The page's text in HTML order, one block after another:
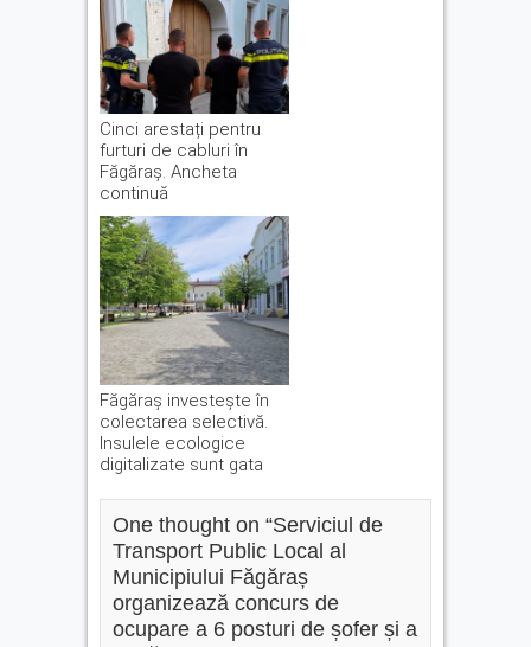
Cinci arestați pentru
furturi de cabluri în
Făgăraș. Ancheta
continuă
Făgăraș investește în
colectarea selectivă.
Insulele ecologice
digitalizate sunt gata
One thought on “Serviciul de
Transport Public Local al
Municipiului Făgăraș
organizează concurs de
ocupare a 6 posturi de șofer și a